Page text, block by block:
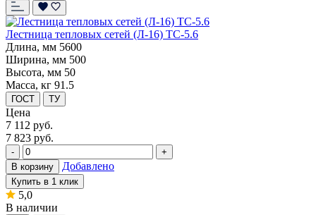
Лестница тепловых сетей (Л-16) ТС-5.6
Длина, мм 5600
Ширина, мм 500
Высота, мм 50
Масса, кг 91.5
ГОСТ ТУ
Цена
7 112 руб.
7 823 руб.
-
+
В корзину
Добавлено
Купить в 1 клик
5,0
В наличии